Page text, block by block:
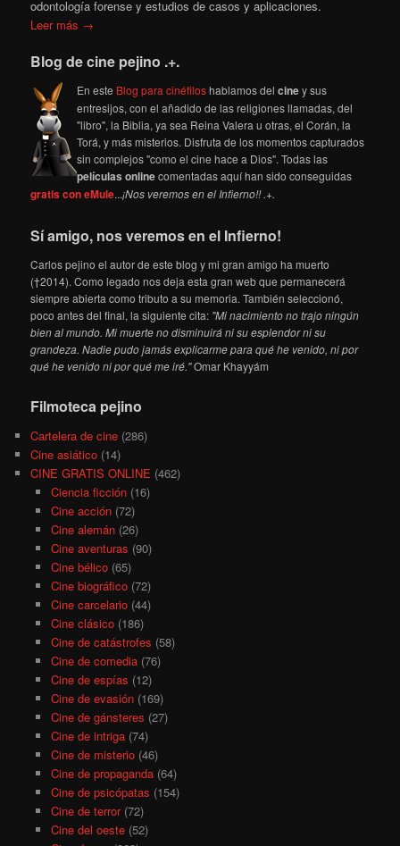
odontología forense y estudios de casos y aplicaciones.
Leer más →
Blog de cine pejino .+.
En este Blog para cinéfiloshablamos delciney sus
entresijos, con el añadido de las religiones llamadas, del
"libro", la Biblia, ya sea Reina Valera u otras, el Corán, la
Torá, y más misterios. Disfruta de los momentos capturados
sin complejos "como el cine hace a Dios". Todas las
películas onlinecomentadas aquí han sido conseguidas
gratis con eMule...¡Nos veremos en el Infierno!! .+.
Sí amigo, nos veremos en el Infierno!
Carlos pejino el autor de este blog y mi gran amigo ha muerto
(†2014). Como legado nos deja esta gran web que permanecerá
siempre abierta como tributo a su memoria. También seleccionó,
poco antes del final, la siguiente cita: "Mi nacimiento no trajo ningún
bien al mundo. Mi muerte no disminuirá ni su esplendor ni su
grandeza. Nadie pudo jamás explicarme para qué he venido, ni por
qué he venido ni por qué me iré."Omar Khayyám
Filmoteca pejino
Cartelera de cine (286)
Cine asiático (14)
CINE GRATIS ONLINE (462)
Ciencia ficción(16)
Cine acción(72)
Cine alemán(26)
Cine aventuras (90)
Cine bélico(65)
Cine biográfico(72)
Cine carcelario(44)
Cine clásico(186)
Cine de catástrofes (58)
Cine de comedia(76)
Cine de espías (12)
Cine de evasión(169)
Cine de gánsteres (27)
Cine de intriga(74)
Cine de misterio(46)
Cine de propaganda(64)
Cine de psicópatas (154)
Cine de terror(72)
Cine del oeste(52)